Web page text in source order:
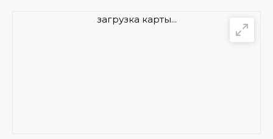
загрузка карты...